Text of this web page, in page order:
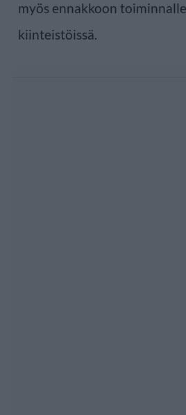
myös ennakkoon
kiinteistöissä.